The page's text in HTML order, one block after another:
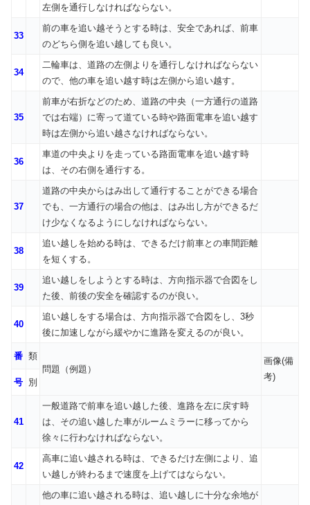
左側を通行しなければならない。
33
前の車を追い越そうとする時は、安全であれば、前車
のどちら側を追い越しても良い。
34
二輪車は、道路の左側よりを通行しなければならない
ので、他の車を追い越す時は左側から追い越す。
35
前車が右折などのため、道路の中央（一方通行の道路
では右端）に寄って道ている時や路面電車を追い越す
時は左側から追い越さなければならない。
36
車道の中央よりを走っている路面電車を追い越す時
は、その右側を通行する。
37
道路の中央からはみ出して通行することができる場合
でも、一方通行の場合の他は、はみ出し方ができるだ
け少なくなるようにしなければならない。
38
追い越しを始める時は、できるだけ前車との車間距離
を短くする。
39
追い越しをしようとする時は、方向指示器で合図をし
た後、前後の安全を確認するのが良い。
40
追い越しをする場合は、方向指示器で合図をし、3秒
後に加速しながら緩やかに進路を変えるのが良い。
番 類
問題（例題）
画像(備
考)
号 別
41
一般道路で前車を追い越した後、進路を左に戻す時
は、その追い越した車がルームミラーに移ってから
徐々に行わなければならない。
42
高車に追い越される時は、できるだけ左側により、追
い越しが終わるまで速度を上げてはならない。
他の車に追い越される時は、追い越しに十分な余地が